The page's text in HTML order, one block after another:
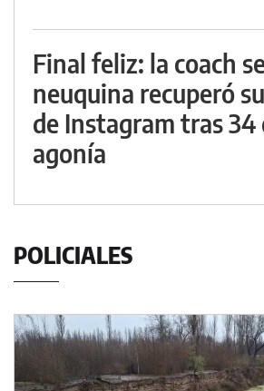
Final feliz: la coach
neuquina recuperó
de Instagram tras 34
agonía
POLICIALES